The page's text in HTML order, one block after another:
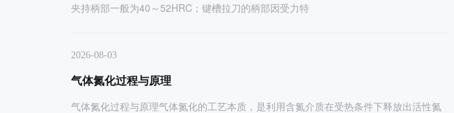
夹持柄部一般为40～52HRC；键槽拉刀的柄部因受力特
2026-08-03
气体氮化过程与原理
气体氮化过程与原理气体氮化的工艺本质，是利用含氮介质在受热条件下释放出活性氮